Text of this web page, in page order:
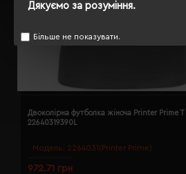
Дякуємо за розуміння.
Більше не показувати.
Модель: 2264031(Printer Prime)
Двоколірна футболка жіноча Printer Prime
22640319390L
972.71 грн